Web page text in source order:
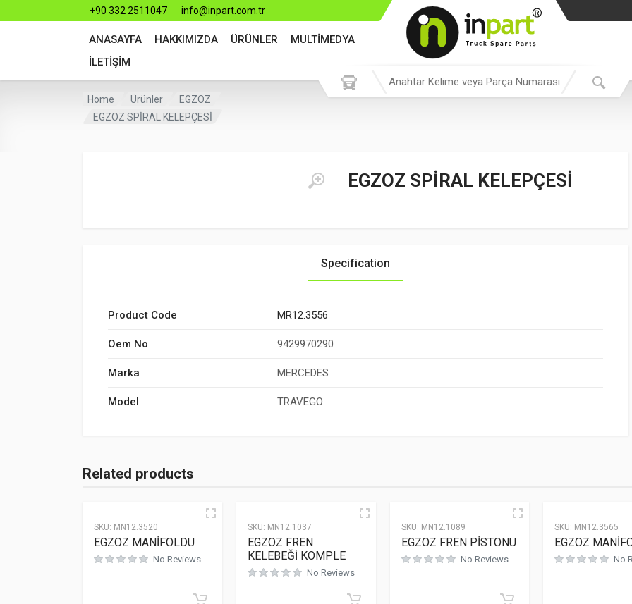
+90 332 2511047 info@inpart.com.tr
ANASAYFA HAKKIMIZDA ÜRÜNLER
MULTİMEDYA
İLETİŞİM
Home Ürünler
EGZOZ
EGZOZ SPİRAL KELEPÇESİ
EGZOZ SPİRAL KELEPÇESİ
Specification
Product Code MR12.3556
Oem No 9429970290
Marka MERCEDES
Model TRAVEGO
Related products
SKU: MN12.3520
EGZOZ MANİFOLDU
No Reviews
SKU: MN12.1037
EGZOZ FREN
KELEBEĞİ KOMPLE
No Reviews
SKU: MN12.1089
EGZOZ FREN PİSTONU
No Reviews
SKU: MN12.3565
EGZOZ
No